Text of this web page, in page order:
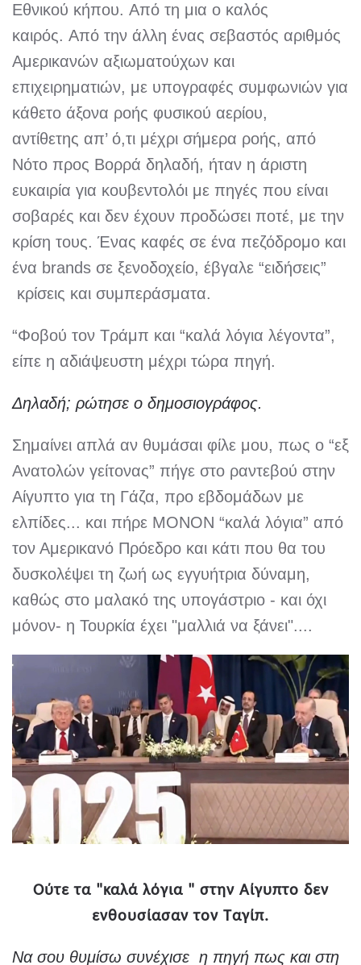
Εθνικού κήπου. Από τη μια ο καλός
καιρός. Από την άλλη ένας σεβαστός αριθμός
Αμερικανών αξιωματούχων και
επιχειρηματιών, με υπογραφές συμφωνιών για
κάθετο άξονα ροής φυσικού αερίου,
αντίθετης απ’ ό,τι μέχρι σήμερα ροής, από
Νότο προς Βορρά δηλαδή, ήταν η άριστη
ευκαιρία για κουβεντολόι με πηγές που είναι
σοβαρές και δεν έχουν προδώσει ποτέ, με την
κρίση τους. Ένας καφές σε ένα πεζόδρομο και
ένα brands σε ξενοδοχείο, έβγαλε “ειδήσεις”
κρίσεις και συμπεράσματα.
“Φοβού τον Τράμπ και “καλά λόγια λέγοντα”,
είπε η αδιάψευστη μέχρι τώρα πηγή.
Δηλαδή; ρώτησε ο δημοσιογράφος.
Σημαίνει απλά αν θυμάσαι φίλε μου, πως ο “εξ
Ανατολών γείτονας” πήγε στο ραντεβού στην
Αίγυπτο για τη Γάζα, προ εβδομάδων με
ελπίδες... και πήρε ΜΟΝΟΝ “καλά λόγια” από
τον Αμερικανό Πρόεδρο και κάτι που θα του
δυσκολέψει τη ζωή ως εγγυήτρια δύναμη,
καθώς στο μαλακό της υπογάστριο - και όχι
μόνον- η Τουρκία έχει "μαλλιά να ξάνει"....
Ούτε τα "καλά λόγια " στην Αίγυπτο δεν
ενθουσίασαν τον Ταγίπ.
Να σου θυμίσω συνέχισε η πηγή πως και στη